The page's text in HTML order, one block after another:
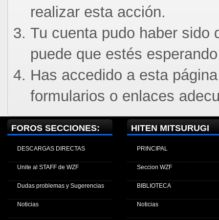
realizar esta acción.
Tu cuenta pudo haber sido
puede que estés
Has accedido a esta
formularios o enlaces
FOROS SECCIONES:
DESCARGAS DIRECTAS
Unite al STAFF de WZF
Dudas problemas y Sugerencias
Noticias
HITEN MITSURUGI
PRINCIPAL
Seccion WZF
BIBLIOTECA
Noticias